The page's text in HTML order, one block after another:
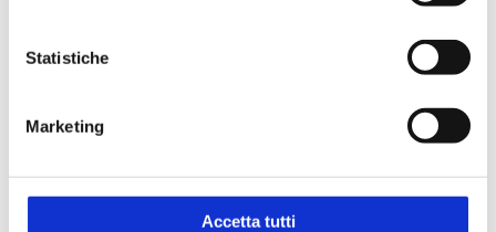
Statistiche
Marketing
Accetta tutti
Biologia molecolare